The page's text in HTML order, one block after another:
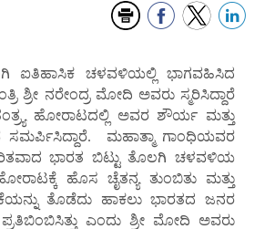
ಐತಿಹಾಸಿಕ ಚಳವಳಿಯಲ್ಲಿ ಭಾಗವಹಿಸಿದ
ಶ್ರೀ ನರೇಂದ್ರ ಮೋದಿ ಅವರು ಸ್ಮರಿಸಿದ್ದಾರೆ
ಹೋರಾಟದಲ್ಲಿ ಅವರ ಶೌರ್ಯ ಮತ್ತು
ಸಮರ್ಪಿಸಿದ್ದಾರೆ. ಮಹಾತ್ಮಾ ಗಾಂಧಿಯವರ
ಭಾರತ ಬಿಟ್ಟು ತೊಲಗಿ ಚಳವಳಿಯ
ಹೊಸ ಚೈತನ್ಯ ತುಂಬಿತು ಮತ್ತು
ತೊಡೆದು ಹಾಕಲು ಭಾರತದ ಜನರ
ಎಂದು ಶ್ರೀ ಮೋದಿ ಅವರು